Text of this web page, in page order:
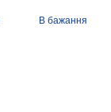
В бажання